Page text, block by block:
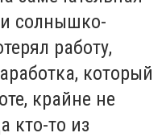
солнышко-
работу,
который
крайне не
кто-то из